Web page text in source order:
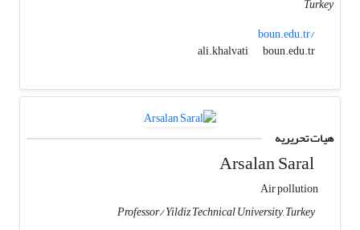
boun.edu.tr/
ali.khalvati
boun.edu.tr
هیات تحریریه
Arsalan Saral
Air pollution
Professor/ Yildiz Technical University, Turkey